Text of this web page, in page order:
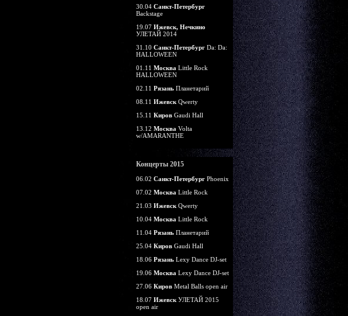
30.04 Санкт-Петербург
Backstage
19.07 Ижевск, Нечкино
УЛЕТАЙ 2014
31.10 Санкт-ПетербургDa: Da:
HALLOWEEN
01.11 Москва Little Rock
HALLOWEEN
02.11 РязаньПланетарий
08.11 ИжевскQwerty
15.11 КировGaudi Hall
13.12 Москва Volta
w/AMARANTHE
Концерты 2015
06.02 Санкт-ПетербургPhoenix
07.02 Москва Little Rock
21.03 ИжевскQwerty
10.04 Москва Little Rock
11.04 РязаньПланетарий
25.04 КировGaudi Hall
18.06 РязаньLexy Dance DJ-set
19.06 Москва Lexy Dance DJ-set
27.06 КировMetal Balls open air
18.07 ИжевскУЛЕТАЙ 2015
open air